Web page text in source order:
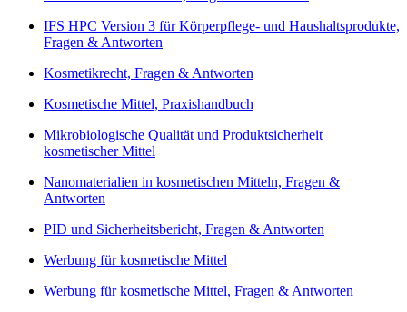
IFS HPC Version 3 für Körperpflege- und Haushaltsprodukte,
Fragen & Antworten
Kosmetikrecht, Fragen & Antworten
Kosmetische Mittel, Praxishandbuch
Mikrobiologische Qualität und Produktsicherheit
kosmetischer Mittel
Nanomaterialien in kosmetischen Mitteln, Fragen &
Antworten
PID und Sicherheitsbericht, Fragen & Antworten
Werbung für kosmetische Mittel
Werbung für kosmetische Mittel, Fragen & Antworten